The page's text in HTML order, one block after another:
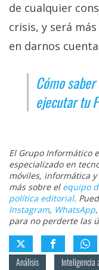
de cualquier
crisis, y será
en darnos
Cómo
ejecutar tu
El Grupo Informático
especializado en
móviles, informática
más sobre el equipo
política editorial.
Instagram, WhatsApp,
para no perderte las
Análisis
Inteligencia